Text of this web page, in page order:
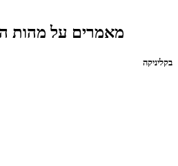
מאמרים על מהות
בקליניקה